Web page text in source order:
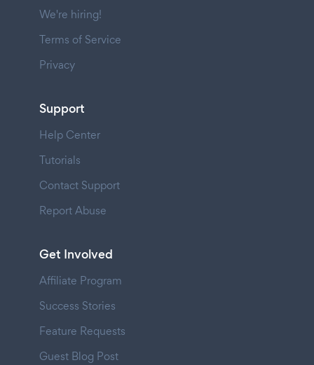
We're hiring!
Terms of Service
Privacy
Support
Help Center
Tutorials
Contact Support
Report Abuse
Get Involved
Affiliate Program
Success Stories
Feature Requests
Guest Blog Post